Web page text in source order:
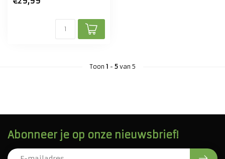
Toon 1 - 5van 5
Abonneer je op onze nieuwsbrief!